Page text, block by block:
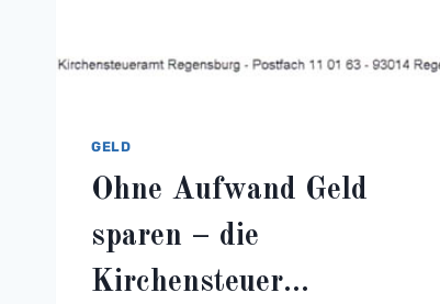
GELD
Ohne Aufwand Geld
sparen – die
Kirchensteuer…